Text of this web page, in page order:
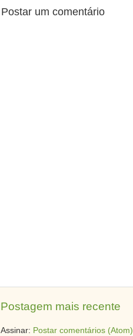
Postar um comentário
Postagem mais recente
Assinar: Postar comentários (Atom)